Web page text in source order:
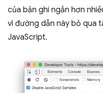
của bản ghi ngắn hơn
vì đường dẫn này bỏ qua
JavaScript.